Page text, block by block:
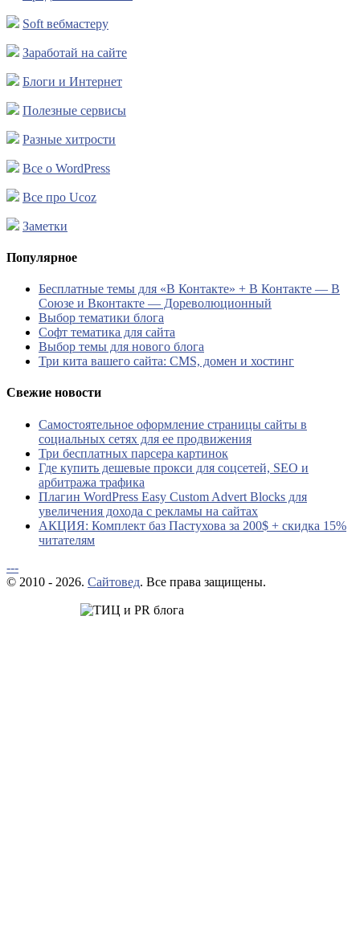
Soft вебмастеру
Заработай на сайте
Блоги и Интернет
Полезные сервисы
Разные хитрости
Все о WordPress
Все про Ucoz
Заметки
Популярное
Бесплатные темы для «В Контакте» + В Контакте — В
Союзе и Вконтакте — Дореволюционный
Выбор тематики блога
Софт тематика для сайта
Выбор темы для нового блога
Три кита вашего сайта: CMS, домен и хостинг
Свежие новости
Самостоятельное оформление страницы сайты в
социальных сетях для ее продвижения
Три бесплатных парсера картинок
Где купить дешевые прокси для соцсетей, SEO и
арбитража трафика
Плагин WordPress Easy Custom Advert Blocks для
увеличения дохода с рекламы на сайтах
АКЦИЯ: Комплект баз Пастухова за 200$ + скидка 15%
читателям
---
© 2010 - 2026. Сайтовед. Все права защищены.